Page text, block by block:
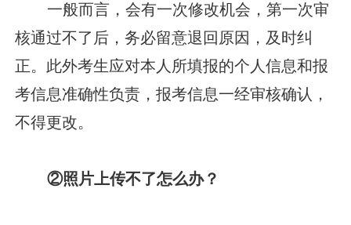
一般而言，会有一次修改机会，第一次审
核通过不了后，务必留意退回原因，及时纠
正。此外考生应对本人所填报的个人信息和报
考信息准确性负责，报考信息一经审核确认，
不得更改。
②照片上传不了怎么办？